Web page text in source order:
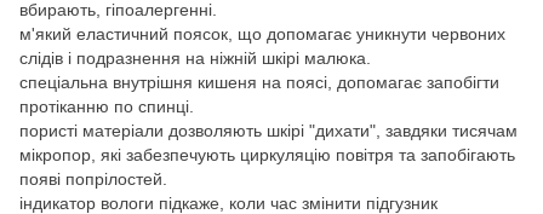
вбирають, гіпоалергенні.
м'який еластичний поясок, що допомагає уникнути червоних
слідів і подразнення на ніжній шкірі малюка.
спеціальна внутрішня кишеня на поясі, допомагає запобігти
протіканню по спинці.
пористі матеріали дозволяють шкірі "дихати", завдяки тисячам
мікропор, які забезпечують циркуляцію повітря та запобігають
появі попрілостей.
індикатор вологи підкаже, коли час змінити підгузник